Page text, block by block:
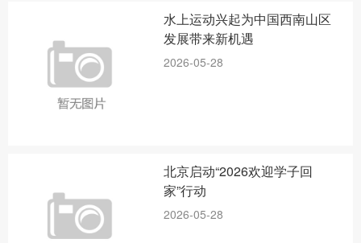
水上运动兴起为中国西南山区
发展带来新机遇
2026-05-28
北京启动“2026欢迎学子回
家”行动
2026-05-28